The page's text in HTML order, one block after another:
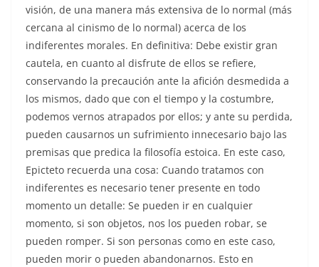
visión, de una manera más extensiva de lo normal (más
cercana al cinismo de lo normal) acerca de los
indiferentes morales. En definitiva: Debe existir gran
cautela, en cuanto al disfrute de ellos se refiere,
conservando la precaución ante la afición desmedida a
los mismos, dado que con el tiempo y la costumbre,
podemos vernos atrapados por ellos; y ante su perdida,
pueden causarnos un sufrimiento innecesario bajo las
premisas que predica la filosofía estoica. En este caso,
Epicteto recuerda una cosa: Cuando tratamos con
indiferentes es necesario tener presente en todo
momento un detalle: Se pueden ir en cualquier
momento, si son objetos, nos los pueden robar, se
pueden romper. Si son personas como en este caso,
pueden morir o pueden abandonarnos. Esto en